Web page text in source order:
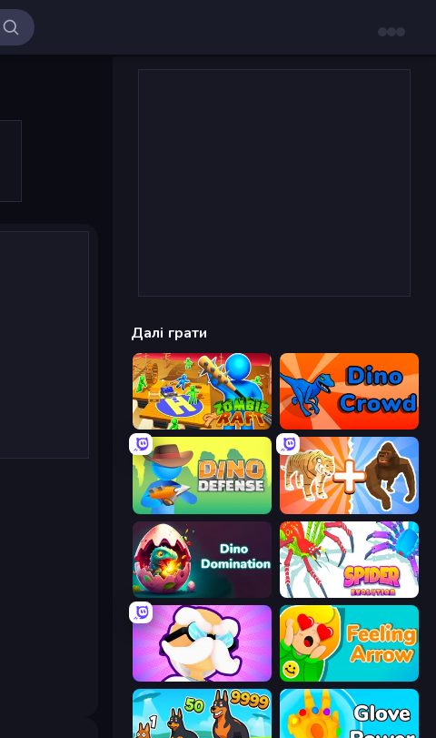
Далі грати
Zombie Raft Dino Crowd
Dino Defense Animal DNA Run
Dino Domination Spider Evolution: Runner Game
Mutant Idle Feeling Arrow